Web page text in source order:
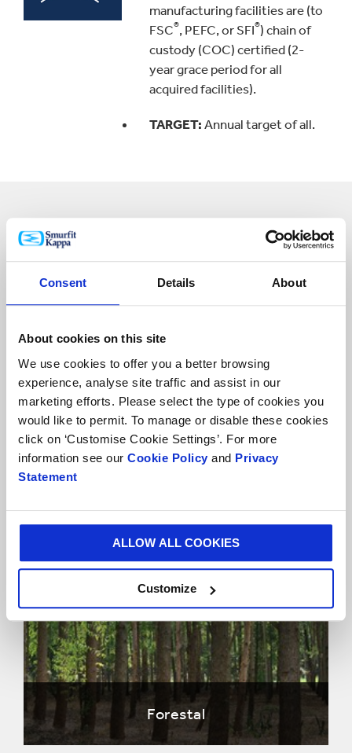
Consent Details About
About cookies on this site
We use cookies to offer you a better browsing
experience, analyse site traffic and assist in our
marketing efforts. Please select the type of cookies you
would like to permit. To manage or disable these cookies
click on ‘Customise Cookie Settings’. For more
information see our Cookie Policy and Privacy
Statement
ALLOW ALL COOKIES
Customize
manufacturing facilities are (to
FSC®, PEFC, or SFI®) chain of
custody (COC) certified (2-
year grace period for all
acquired facilities).
TARGET: Annual target of all.
Our key sustainability
areas
Forestal